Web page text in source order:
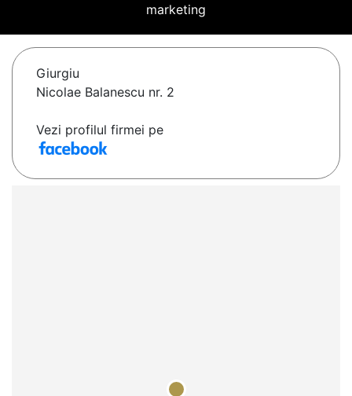
marketing
Giurgiu
Nicolae Balanescu nr. 2
Vezi profilul firmei pe